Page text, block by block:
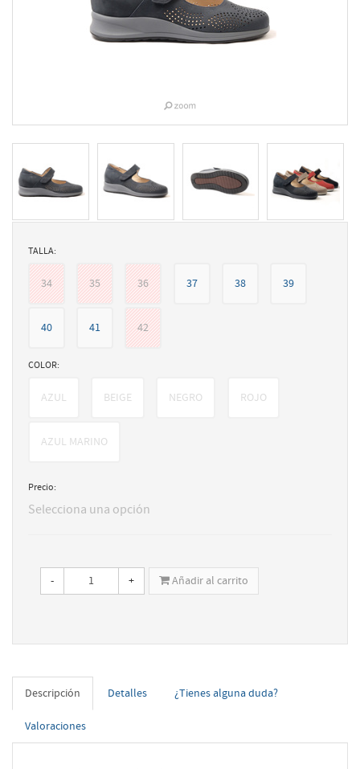
TALLA:
34 35 36 37 38 39
40 41 42
COLOR:
AZUL BEIGE NEGRO ROJO
AZUL MARINO
Precio:
Selecciona una opción
- + Añadir al carrito
Descripción Detalles ¿Tienes alguna duda?
Valoraciones